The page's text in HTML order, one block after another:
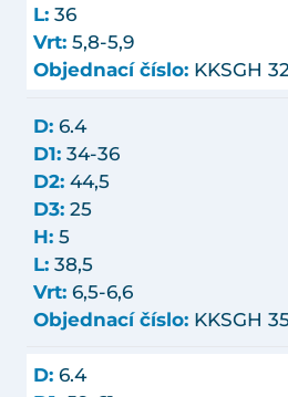
L: 36
Vrt: 5,8-5,9
Objednací číslo: KKSGH
D: 6.4
D1: 34-36
D2: 44,5
D3: 25
H: 5
L: 38,5
Vrt: 6,5-6,6
Objednací číslo: KKSGH
D: 6.4